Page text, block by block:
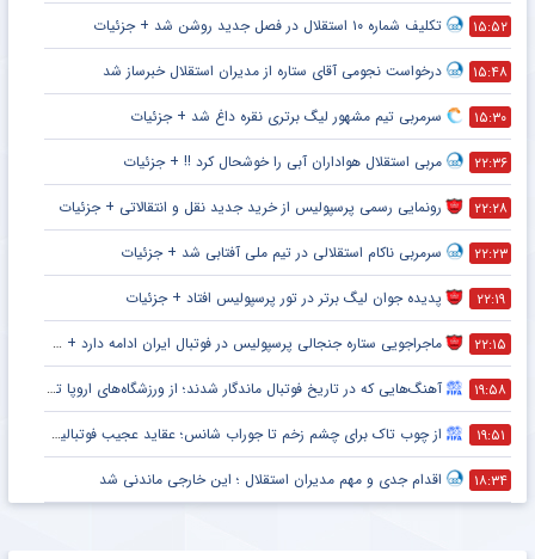
۱۵:۵۲ تکلیف شماره ۱۰ استقلال در فصل جدید روشن شد + جزئیات
۱۵:۴۸ درخواست نجومی آقای ستاره از مدیران استقلال خبرساز شد
۱۵:۳۰ سرمربی تیم مشهور لیگ برتری نقره داغ شد + جزئیات
۲۲:۳۶ مربی استقلال هواداران آبی را خوشحال کرد !! + جزئیات
۲۲:۲۸ رونمایی رسمی پرسپولیس از خرید جدید نقل و انتقالاتی + جزئیات
۲۲:۲۳ سرمربی ناکام استقلالی در تیم ملی آفتابی شد + جزئیات
۲۲:۱۹ پدیده جوان لیگ برتر در تور پرسپولیس افتاد + جزئیات
۲۲:۱۵ ماجراجویی ستاره جنجالی پرسپولیس در فوتبال ایران ادامه دارد + جزئیات
۱۹:۵۸ آهنگ‌هایی که در تاریخ فوتبال ماندگار شدند؛ از ورزشگاه‌های اروپا تا جام جهانی
۱۹:۵۱ از چوب تاک برای چشم زخم تا جوراب شانس؛ عقاید عجیب فوتبالیست‌ها!
۱۸:۳۴ اقدام جدی و مهم مدیران استقلال ؛ این خارجی ماندنی شد